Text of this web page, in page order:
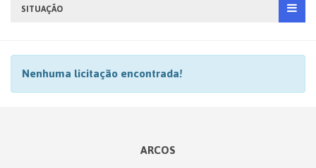
SITUAÇÃO
Nenhuma licitação encontrada!
ARCOS